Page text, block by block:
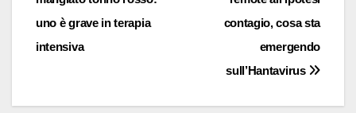
contagio, cosa sta
emergendo
sull’Hantavirus
uno è grave in terapia
intensiva